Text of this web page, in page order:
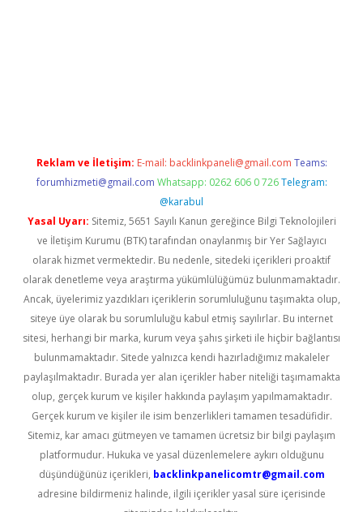
Reklam ve İletişim: E-mail: backlinkpaneli@gmail.com Teams:
forumhizmeti@gmail.com Whatsapp: 0262 606 0 726 Telegram:
@karabul
Yasal Uyarı: Sitemiz, 5651 Sayılı Kanun gereğince Bilgi Teknolojileri
ve İletişim Kurumu (BTK) tarafından onaylanmış bir Yer Sağlayıcı
olarak hizmet vermektedir. Bu nedenle, sitedeki içerikleri proaktif
olarak denetleme veya araştırma yükümlülüğümüz bulunmamaktadır.
Ancak, üyelerimiz yazdıkları içeriklerin sorumluluğunu taşımakta olup,
siteye üye olarak bu sorumluluğu kabul etmiş sayılırlar. Bu internet
sitesi, herhangi bir marka, kurum veya şahıs şirketi ile hiçbir bağlantısı
bulunmamaktadır. Sitede yalnızca kendi hazırladığımız makaleler
paylaşılmaktadır. Burada yer alan içerikler haber niteliği taşımamakta
olup, gerçek kurum ve kişiler hakkında paylaşım yapılmamaktadır.
Gerçek kurum ve kişiler ile isim benzerlikleri tamamen tesadüfidir.
Sitemiz, kar amacı gütmeyen ve tamamen ücretsiz bir bilgi paylaşım
platformudur. Hukuka ve yasal düzenlemelere aykırı olduğunu
düşündüğünüz içerikleri, backlinkpanelicomtr@gmail.com
adresine bildirmeniz halinde, ilgili içerikler yasal süre içerisinde